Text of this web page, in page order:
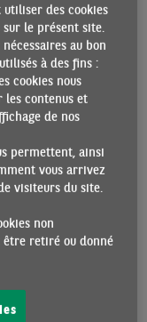
le contexte actuel,
car elle donne un
sous l’effet de la
de restrictions
pour endiguer la
sur le T4.
le rebond du T3
et du fait de la
et des
T4 de 1%. Avec le
à compter du 30
des cookies
le présent site.
au bon
à des fins :
cookies nous
contenus et
de nos
permettent, ainsi
vous arrivez
visiteurs du site.
non
retiré ou donné